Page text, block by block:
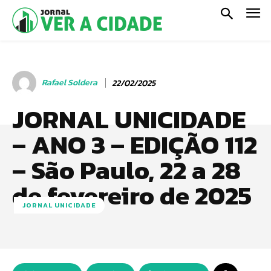
Rafael Soldera 22/02/2025
JORNAL UNICIDADE
– ANO 3 – EDIÇÃO 112
– São Paulo, 22 a 28
de fevereiro de 2025
JORNAL UNICIDADE